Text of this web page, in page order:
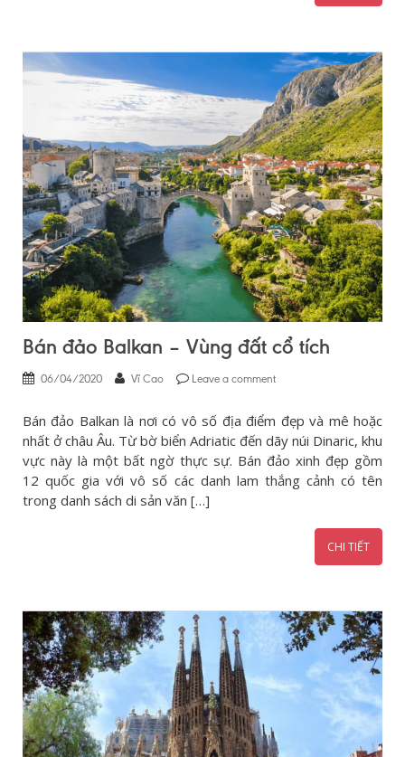
Bán đảo Balkan – Vùng đất cổ tích
06/04/2020 Vĩ Cao Leave a comment
Bán đảo Balkan là nơi có vô số địa điểm đẹp và mê hoặc
nhất ở châu Âu. Từ bờ biển Adriatic đến dãy núi Dinaric, khu
vực này là một bất ngờ thực sự. Bán đảo xinh đẹp gồm
12 quốc gia với vô số các danh lam thắng cảnh có tên
trong danh sách di sản văn […]
CHI TIẾT